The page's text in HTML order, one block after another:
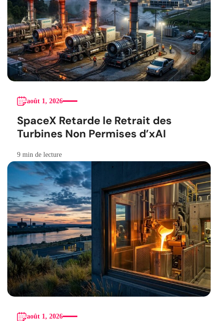
août 1, 2026
SpaceX Retarde le Retrait des
Turbines Non Permises d’xAI
9 min de lecture
août 1, 2026